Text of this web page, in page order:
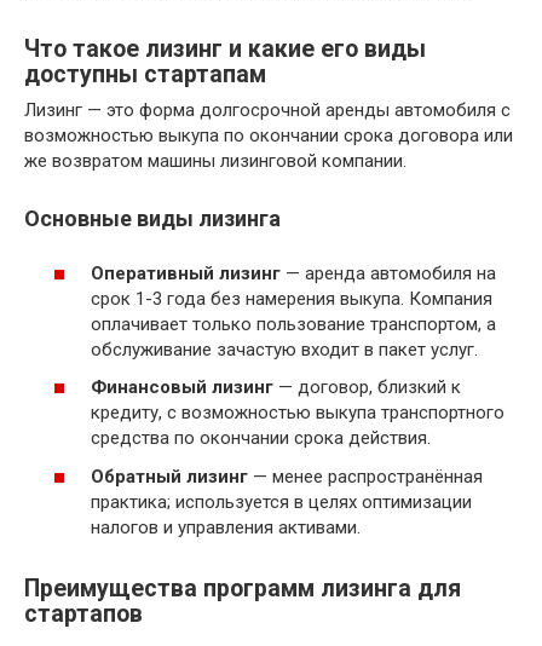
Что такое лизинг и какие его виды
доступны стартапам
Лизинг — это форма долгосрочной аренды автомобиля с
возможностью выкупа по окончании срока договора или
же возвратом машины лизинговой компании.
Основные виды лизинга
Оперативный лизинг — аренда автомобиля на
срок 1-3 года без намерения выкупа. Компания
оплачивает только пользование транспортом, а
обслуживание зачастую входит в пакет услуг.
Финансовый лизинг — договор, близкий к
кредиту, с возможностью выкупа транспортного
средства по окончании срока действия.
Обратный лизинг — менее распространённая
практика; используется в целях оптимизации
налогов и управления активами.
Преимущества программ лизинга для
стартапов